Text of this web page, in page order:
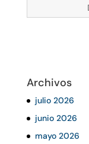
Archivos
julio 2026
junio 2026
mayo 2026